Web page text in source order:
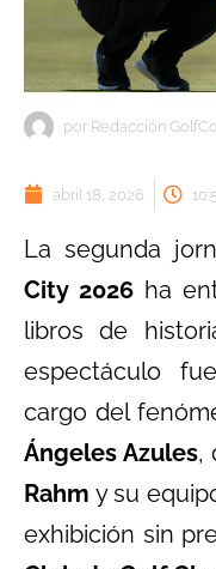
por Redacción
abril 18, 2026
La segunda
City 2026ha
libros de
espectáculo
cargo del
Ángeles Azules,
Rahm y su
exhibición sin